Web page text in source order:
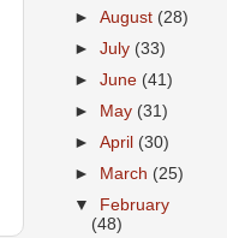
►August (28)
►July (33)
►June (41)
►
May (31)
►April (30)
►
March (25)
▼
February
(48)